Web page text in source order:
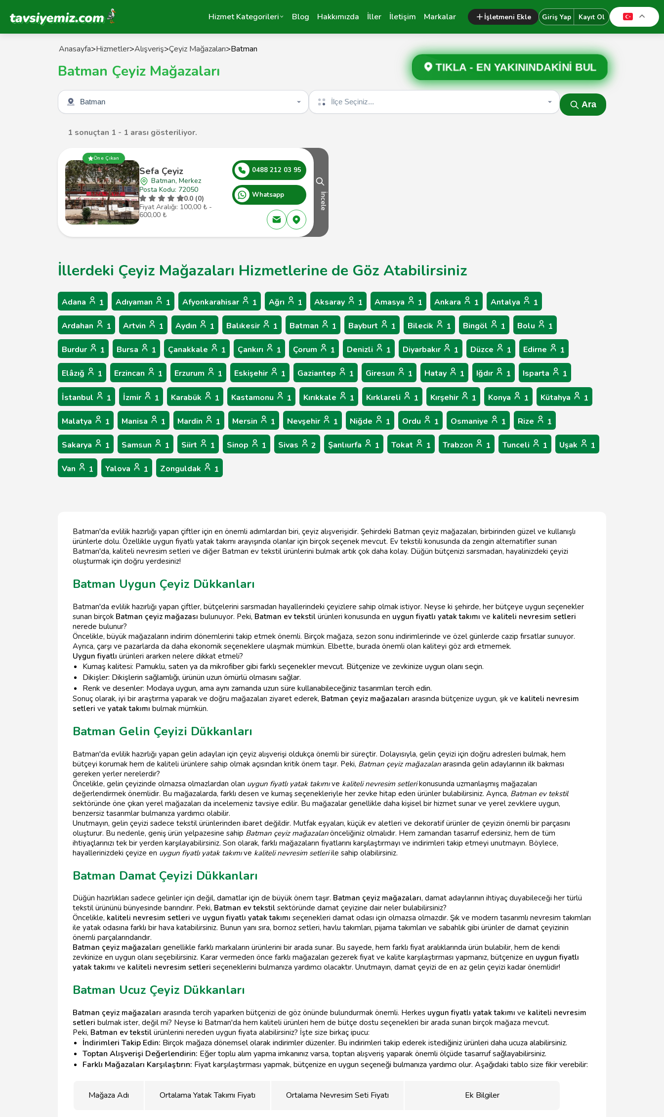
Tavsiyemiz Anasayfa Hizmet Kategorileri Blog Hakkımızda İller İletişim Markalar İşletmeni Ekle Giriş Yap Kayıt Ol
Anasayfa>Hizmetler>Alışveriş>Çeyiz Mağazaları>Batman
Batman Çeyiz Mağazaları TIKLA - EN YAKININDAKİNİ BUL
Şehir seçin İlçe seçin
Ara
1 sonuçtan 1 - 1 arası gösteriliyor.
Öne Çıkan
Sefa Çeyiz
Batman, Merkez
Posta Kodu: 72050
0.0 (0)
Fiyat Aralığı: 100,00 ₺ -
600,00 ₺
0488 212 03 95
Whatsapp İncele
İllerdeki Çeyiz Mağazaları Hizmetlerine de Göz Atabilirsiniz
Adana 1 Adıyaman 1 Afyonkarahisar 1 Ağrı 1 Aksaray 1 Amasya 1 Ankara 1 Antalya 1
Ardahan 1 Artvin 1 Aydın 1 Balıkesir 1 Batman 1 Bayburt 1 Bilecik 1 Bingöl 1 Bolu 1
Burdur 1 Bursa 1 Çanakkale 1 Çankırı 1 Çorum 1 Denizli 1 Diyarbakır 1 Düzce 1 Edirne 1
Elâzığ 1 Erzincan 1 Erzurum 1 Eskişehir 1 Gaziantep 1 Giresun 1 Hatay 1 Iğdır 1 Isparta 1
İstanbul 1 İzmir 1 Karabük 1 Kastamonu 1 Kırıkkale 1 Kırklareli 1 Kırşehir 1 Konya 1 Kütahya 1
Malatya 1 Manisa 1 Mardin 1 Mersin 1 Nevşehir 1 Niğde 1 Ordu 1 Osmaniye 1 Rize 1
Sakarya 1 Samsun 1 Siirt 1 Sinop 1 Sivas 2 Şanlıurfa 1 Tokat 1 Trabzon 1 Tunceli 1 Uşak 1
Van 1 Yalova 1 Zonguldak 1
Batman'da evlilik hazırlığı yapan çiftler için en önemli adımlardan biri, çeyiz alışverişidir. Şehirdeki Batman çeyiz mağazaları, birbirinden güzel ve kullanışlı
ürünlerle dolu. Özellikle uygun fiyatlı yatak takımı arayışında olanlar için birçok seçenek mevcut. Ev tekstili konusunda da zengin alternatifler sunan
Batman'da, kaliteli nevresim setleri ve diğer Batman ev tekstil ürünlerini bulmak artık çok daha kolay. Düğün bütçenizi sarsmadan, hayalinizdeki çeyizi
oluşturmak için doğru yerdesiniz!
Batman Uygun Çeyiz Dükkanları
Batman'da evlilik hazırlığı yapan çiftler, bütçelerini sarsmadan hayallerindeki çeyizlere sahip olmak istiyor. Neyse ki şehirde, her bütçeye uygun seçenekler
sunan birçok Batman çeyiz mağazası bulunuyor. Peki, Batman ev tekstil ürünleri konusunda en uygun fiyatlı yatak takımı ve kaliteli nevresim setleri
nerede bulunur?
Öncelikle, büyük mağazaların indirim dönemlerini takip etmek önemli. Birçok mağaza, sezon sonu indirimlerinde ve özel günlerde cazip fırsatlar sunuyor.
Ayrıca, çarşı ve pazarlarda da daha ekonomik seçeneklere ulaşmak mümkün. Elbette, burada önemli olan kaliteyi göz ardı etmemek.
Uygun fiyatlı ürünleri ararken nelere dikkat etmeli?
Kumaş kalitesi: Pamuklu, saten ya da mikrofiber gibi farklı seçenekler mevcut. Bütçenize ve zevkinize uygun olanı seçin.
Dikişler: Dikişlerin sağlamlığı, ürünün uzun ömürlü olmasını sağlar.
Renk ve desenler: Modaya uygun, ama aynı zamanda uzun süre kullanabileceğiniz tasarımları tercih edin.
Sonuç olarak, iyi bir araştırma yaparak ve doğru mağazaları ziyaret ederek, Batman çeyiz mağazaları arasında bütçenize uygun, şık ve kaliteli nevresim
setleri ve yatak takımı bulmak mümkün.
Batman Gelin Çeyizi Dükkanları
Batman'da evlilik hazırlığı yapan gelin adayları için çeyiz alışverişi oldukça önemli bir süreçtir. Dolayısıyla, gelin çeyizi için doğru adresleri bulmak, hem
bütçeyi korumak hem de kaliteli ürünlere sahip olmak açısından kritik önem taşır. Peki, Batman çeyiz mağazalarıarasında gelin adaylarının ilk bakması
gereken yerler nerelerdir?
Öncelikle, gelin çeyizinde olmazsa olmazlardan olan uygun fiyatlı yatak takımıve kaliteli nevresim setlerikonusunda uzmanlaşmış mağazaları
değerlendirmek önemlidir. Bu mağazalarda, farklı desen ve kumaş seçenekleriyle her zevke hitap eden ürünler bulabilirsiniz. Ayrıca, Batman ev tekstil
sektöründe öne çıkan yerel mağazaları da incelemeniz tavsiye edilir. Bu mağazalar genellikle daha kişisel bir hizmet sunar ve yerel zevklere uygun,
benzersiz tasarımlar bulmanıza yardımcı olabilir.
Unutmayın, gelin çeyizi sadece tekstil ürünlerinden ibaret değildir. Mutfak eşyaları, küçük ev aletleri ve dekoratif ürünler de çeyizin önemli bir parçasını
oluşturur. Bu nedenle, geniş ürün yelpazesine sahip Batman çeyiz mağazalarıönceliğiniz olmalıdır. Hem zamandan tasarruf edersiniz, hem de tüm
ihtiyaçlarınızı tek bir yerden karşılayabilirsiniz. Son olarak, farklı mağazaların fiyatlarını karşılaştırmayı ve indirimleri takip etmeyi unutmayın. Böylece,
hayallerinizdeki çeyize en uygun fiyatlı yatak takımıve kaliteli nevresim setleriile sahip olabilirsiniz.
Batman Damat Çeyizi Dükkanları
Düğün hazırlıkları sadece gelinler için değil, damatlar için de büyük önem taşır. Batman çeyiz mağazaları, damat adaylarının ihtiyaç duyabileceği her türlü
tekstil ürününü bünyesinde barındırır. Peki, Batman ev tekstil sektöründe damat çeyizine dair neler bulabilirsiniz?
Öncelikle, kaliteli nevresim setleri ve uygun fiyatlı yatak takımı seçenekleri damat odası için olmazsa olmazdır. Şık ve modern tasarımlı nevresim takımları
ile yatak odasına farklı bir hava katabilirsiniz. Bunun yanı sıra, bornoz setleri, havlu takımları, pijama takımları ve sabahlık gibi ürünler de damat çeyizinin
önemli parçalarındandır.
Batman çeyiz mağazaları genellikle farklı markaların ürünlerini bir arada sunar. Bu sayede, hem farklı fiyat aralıklarında ürün bulabilir, hem de kendi
zevkinize en uygun olanı seçebilirsiniz. Karar vermeden önce farklı mağazaları gezerek fiyat ve kalite karşılaştırması yapmanız, bütçenize en uygun fiyatlı
yatak takımı ve kaliteli nevresim setleri seçeneklerini bulmanıza yardımcı olacaktır. Unutmayın, damat çeyizi de en az gelin çeyizi kadar önemlidir!
Batman Ucuz Çeyiz Dükkanları
Batman çeyiz mağazaları arasında tercih yaparken bütçenizi de göz önünde bulundurmak önemli. Herkes uygun fiyatlı yatak takımı ve kaliteli nevresim
setleri bulmak ister, değil mi? Neyse ki Batman'da hem kaliteli ürünleri hem de bütçe dostu seçenekleri bir arada sunan birçok mağaza mevcut.
Peki, Batman ev tekstil ürünlerini nereden uygun fiyata alabilirsiniz? İşte size birkaç ipucu:
İndirimleri Takip Edin: Birçok mağaza dönemsel olarak indirimler düzenler. Bu indirimleri takip ederek istediğiniz ürünleri daha ucuza alabilirsiniz.
Toptan Alışverişi Değerlendirin: Eğer toplu alım yapma imkanınız varsa, toptan alışveriş yaparak önemli ölçüde tasarruf sağlayabilirsiniz.
Farklı Mağazaları Karşılaştırın: Fiyat karşılaştırması yapmak, bütçenize en uygun seçeneği bulmanıza yardımcı olur. Aşağıdaki tablo size fikir verebilir:
Mağaza Adı Ortalama Yatak Takımı Fiyatı Ortalama Nevresim Seti Fiyatı Ek Bilgiler